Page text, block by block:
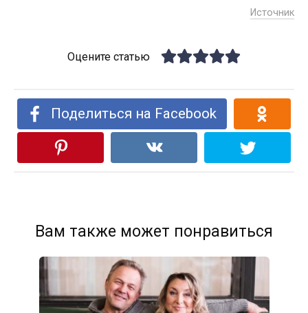
Источник
Оцените статью
Поделиться на Facebook
Вам также может понравиться